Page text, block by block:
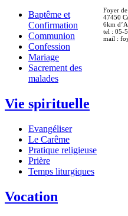
Baptême et
Confirmation
Communion
Confession
Mariage
Sacrement des
malades
Vie spirituelle
Evangéliser
Le Carême
Pratique religieuse
Prière
Temps liturgiques
Vocation
Foyer
47450
6km
tel : 05-
mail :